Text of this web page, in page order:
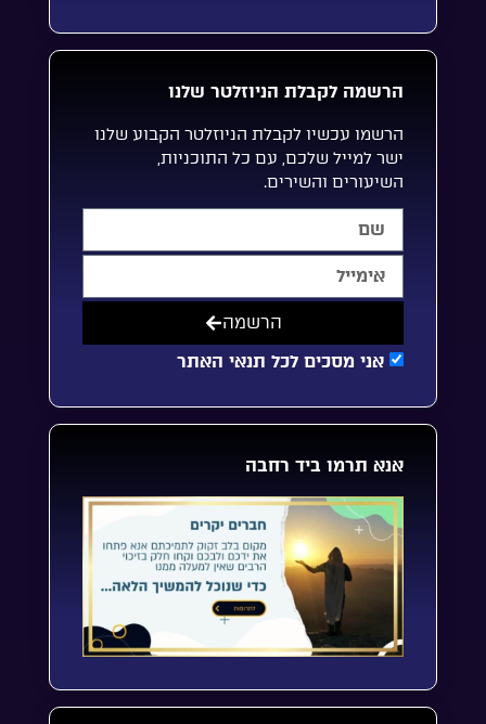
הרשמה לקבלת הניוזלטר שלנו
הרשמו עכשיו לקבלת הניוזלטר הקבוע שלנו
ישר למייל שלכם, עם כל התוכניות,
השיעורים והשירים.
אני מסכים לכל תנאי האתר
הרשמה
אנא תרמו ביד רחבה